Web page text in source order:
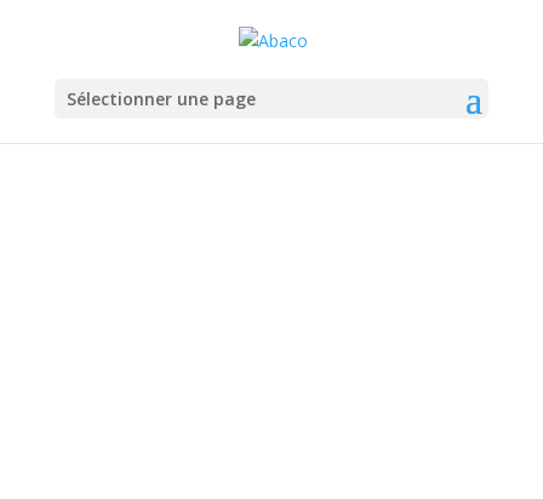
Sélectionner une page